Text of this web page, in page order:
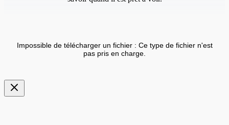
Impossible de télécharger un fichier : Ce type de fichier n'est
pas pris en charge.